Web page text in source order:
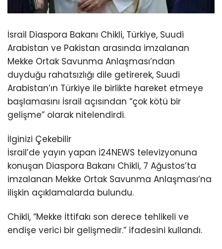
İsrail Diaspora Bakanı Chikli, Türkiye, Suudi
Arabistan ve Pakistan arasında imzalanan
Mekke Ortak Savunma Anlaşması’ndan
duyduğu rahatsızlığı dile getirerek, Suudi
Arabistan’ın Türkiye ile birlikte hareket etmeye
başlamasını İsrail açısından “çok kötü bir
gelişme” olarak nitelendirdi.
İlginizi Çekebilir
İsrail’de yayın yapan İ24NEWS televizyonuna
konuşan Diaspora Bakanı Chikli, 7 Ağustos’ta
imzalanan Mekke Ortak Savunma Anlaşması’na
ilişkin açıklamalarda bulundu.
Chikli, “Mekke İttifakı son derece tehlikeli ve
endişe verici bir gelişmedir.” ifadesini kullandı.